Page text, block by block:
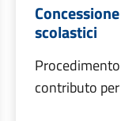
scolastici
contributo